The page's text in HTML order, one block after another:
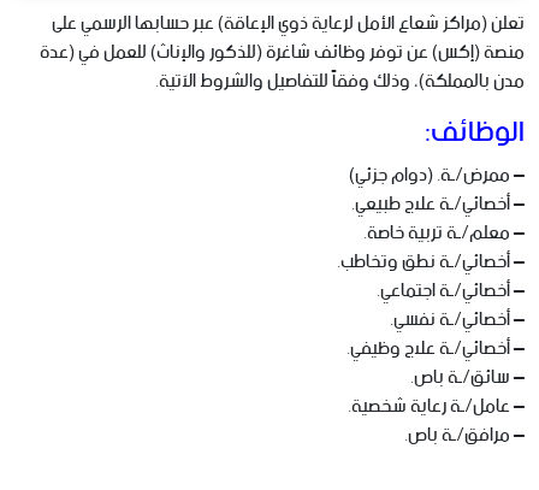
تعلن (مراكز شعاع الأمل لرعاية ذوي الإعاقة) عبر حسابها الرسمي على
منصة (إكس) عن توفر وظائف شاغرة (للذكور والإناث) للعمل في (عدة
مدن بالمملكة)، وذلك وفقاً للتفاصيل والشروط الآتية.
الوظائف:
– ممرض/ـة. (دوام جزئي)
– أخصائي/ـة علاج طبيعي.
– معلم/ـة تربية خاصة.
– أخصائي/ـة نطق وتخاطب.
– أخصائي/ـة اجتماعي.
– أخصائي/ـة نفسي.
– أخصائي/ـة علاج وظيفي.
– سائق/ـة باص.
– عامل/ـة رعاية شخصية.
– مرافق/ـة باص.